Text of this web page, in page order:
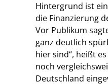
Hintergrund ist
die Finanzierung
Vor Publikum
ganz deutlich
hier sind“, heißt
noch
Deutschland